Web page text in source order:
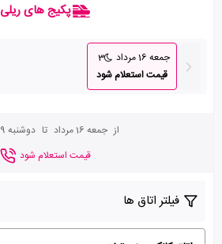
پکیج های ریلی
جمعه 16 مرداد
3
قیمت استعلام شود
از جمعه 16 مرداد تا دوشنبه 19 مرداد
قیمت استعلام شود
فیلتر اتاق ها